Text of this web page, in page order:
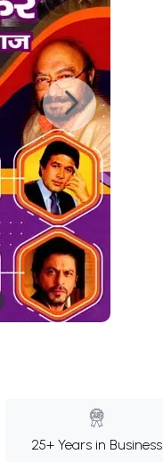
25+ Years in Business